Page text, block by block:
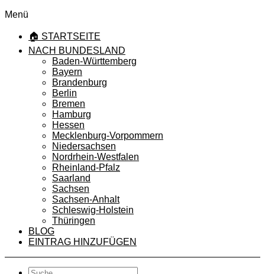
Menü
🏠 STARTSEITE
NACH BUNDESLAND
Baden-Württemberg
Bayern
Brandenburg
Berlin
Bremen
Hamburg
Hessen
Mecklenburg-Vorpommern
Niedersachsen
Nordrhein-Westfalen
Rheinland-Pfalz
Saarland
Sachsen
Sachsen-Anhalt
Schleswig-Holstein
Thüringen
BLOG
EINTRAG HINZUFÜGEN